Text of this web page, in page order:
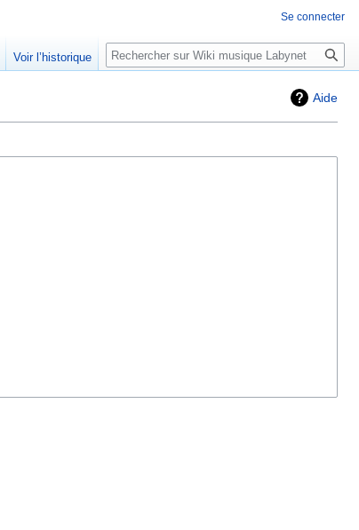
Aide
Se connecter
Voir l’historique Rechercher